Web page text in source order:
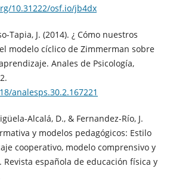
10.31222/osf.io/jb4dx
Tapia, J. (2014). ¿ Cómo nuestros
modelo cíclico de Zimmerman sobre
Anales de Psicología,
analesps.30.2.167221
Alcalá, D., & Fernandez-Río, J.
y modelos pedagógicos: Estilo
cooperativo, modelo comprensivo y
española de educación física y